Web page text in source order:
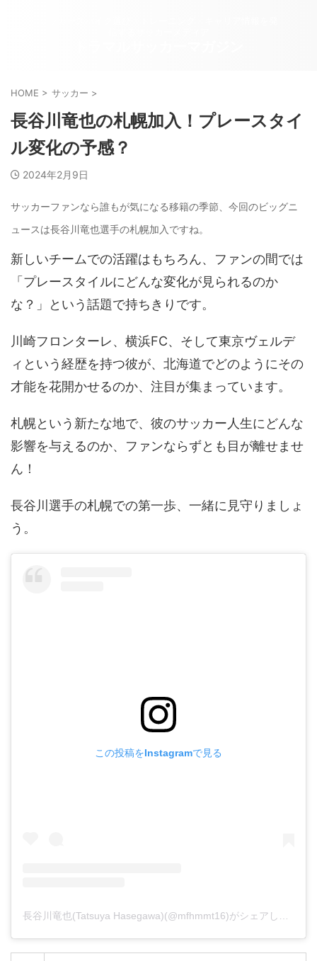
HOME > サッカー >
長谷川竜也の札幌加入！プレースタイ
ル変化の予感？
2024年2月9日
サッカーファンなら誰もが気になる移籍の季節、今回のビッグニ
ュースは長谷川竜也選手の札幌加入ですね。
新しいチームでの活躍はもちろん、ファンの間では
「プレースタイルにどんな変化が見られるのか
な？」という話題で持ちきりです。
川崎フロンターレ、横浜FC、そして東京ヴェルデ
ィという経歴を持つ彼が、北海道でどのようにその
才能を花開かせるのか、注目が集まっています。
札幌という新たな地で、彼のサッカー人生にどんな
影響を与えるのか、ファンならずとも目が離せませ
ん！
長谷川選手の札幌での第一歩、一緒に見守りましょ
う。
この投稿をInstagramで見る
長谷川竜也(Tatsuya Hasegawa)(@mfhmmt16)がシェアした投稿